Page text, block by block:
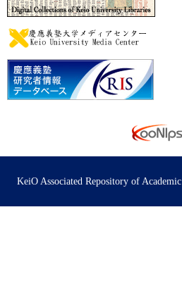
KeiO Associated Repository of